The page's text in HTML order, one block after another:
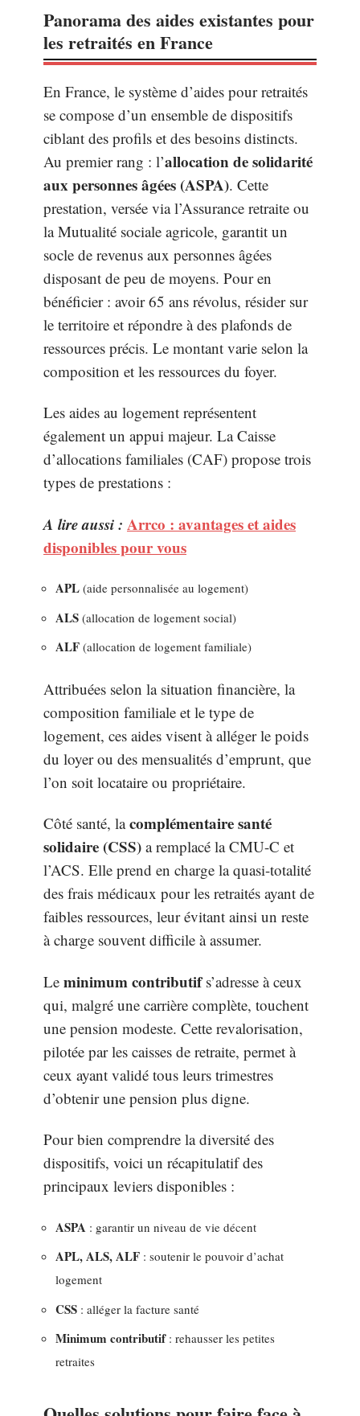
Panorama des aides existantes pour
les retraités en France
En France, le système d’aides pour retraités
se compose d’un ensemble de dispositifs
ciblant des profils et des besoins distincts.
Au premier rang : l’allocation de solidarité
aux personnes âgées (ASPA). Cette
prestation, versée via l’Assurance retraite ou
la Mutualité sociale agricole, garantit un
socle de revenus aux personnes âgées
disposant de peu de moyens. Pour en
bénéficier : avoir 65 ans révolus, résider sur
le territoire et répondre à des plafonds de
ressources précis. Le montant varie selon la
composition et les ressources du foyer.
Les aides au logement représentent
également un appui majeur. La Caisse
d’allocations familiales (CAF) propose trois
types de prestations :
A lire aussi : Arrco : avantages et aides
disponibles pour vous
APL (aide personnalisée au logement)
ALS (allocation de logement social)
ALF (allocation de logement familiale)
Attribuées selon la situation financière, la
composition familiale et le type de
logement, ces aides visent à alléger le poids
du loyer ou des mensualités d’emprunt, que
l’on soit locataire ou propriétaire.
Côté santé, lacomplémentaire santé
solidaire (CSS) a remplacé la CMU-C et
l’ACS. Elle prend en charge la quasi-totalité
des frais médicaux pour les retraités ayant de
faibles ressources, leur évitant ainsi un reste
à charge souvent difficile à assumer.
Le minimum contributifs’adresse à ceux
qui, malgré une carrière complète, touchent
une pension modeste. Cette revalorisation,
pilotée par les caisses de retraite, permet à
ceux ayant validé tous leurs trimestres
d’obtenir une pension plus digne.
Pour bien comprendre la diversité des
dispositifs, voici un récapitulatif des
principaux leviers disponibles :
ASPA : garantir un niveau de vie décent
APL, ALS, ALF : soutenir le pouvoir d’achat
logement
CSS : alléger la facture santé
Minimum contributif: rehausser les petites
retraites